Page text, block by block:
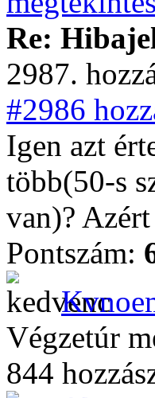
Re:
2987.
#2986
Igen azt
több(50-s
van)?
Pontszám:
Végzetúr
844